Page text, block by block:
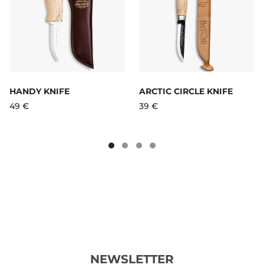
HANDY KNIFE
49 €
ARCTIC CIRCLE KNIFE
39 €
NEWSLETTER